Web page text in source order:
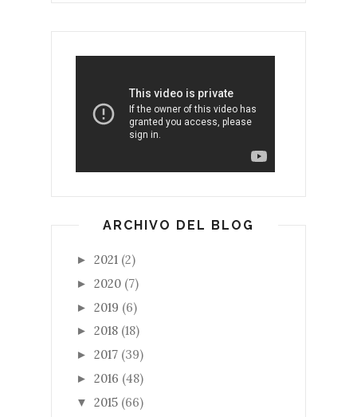
ARCHIVO DEL BLOG
► 2021 (2)
► 2020 (7)
► 2019 (6)
► 2018 (18)
► 2017 (39)
► 2016 (48)
▼ 2015 (66)